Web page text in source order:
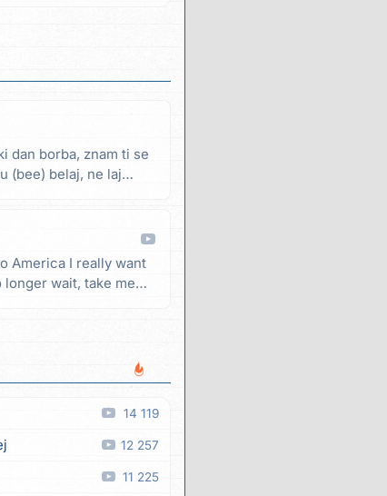
dan borba, znam ti se
(bee) belaj, ne laj
America I really want
wait, take me
14 119
12 257
11 225